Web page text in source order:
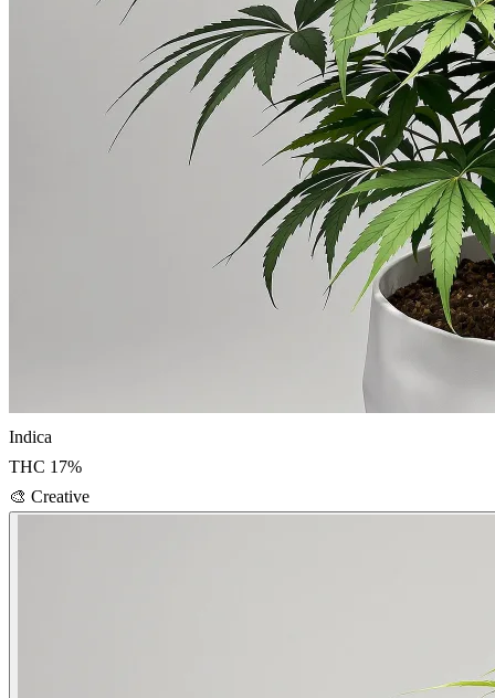
Indica
THC 17%
🎨 Creative